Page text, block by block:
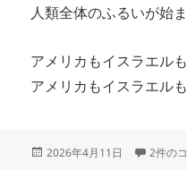
人類全体のふるいが始ま
アメリカもイスラエル
アメリカもイスラエル
投
2026年4月11日 人類全
2件の